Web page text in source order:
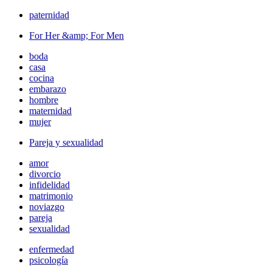
paternidad
For Her &amp; For Men
boda
casa
cocina
embarazo
hombre
maternidad
mujer
Pareja y sexualidad
amor
divorcio
infidelidad
matrimonio
noviazgo
pareja
sexualidad
enfermedad
psicología